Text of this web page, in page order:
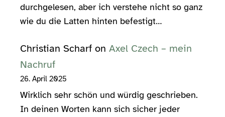
durchgelesen, aber ich verstehe nicht so ganz
wie du die Latten hinten befestigt…
Christian Scharf on Axel Czech – mein
Nachruf
26. April 2025
Wirklich sehr schön und würdig geschrieben.
In deinen Worten kann sich sicher jeder